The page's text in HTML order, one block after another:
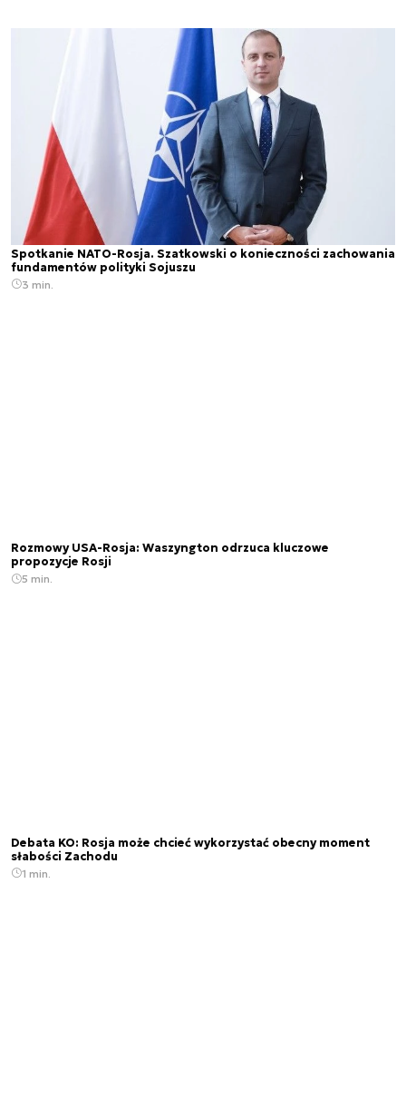
Spotkanie NATO-Rosja. Szatkowski o konieczności zachowania
fundamentów polityki Sojuszu
3 min.
Rozmowy USA-Rosja: Waszyngton odrzuca kluczowe
propozycje Rosji
5 min.
Debata KO: Rosja może chcieć wykorzystać obecny moment
słabości Zachodu
1 min.